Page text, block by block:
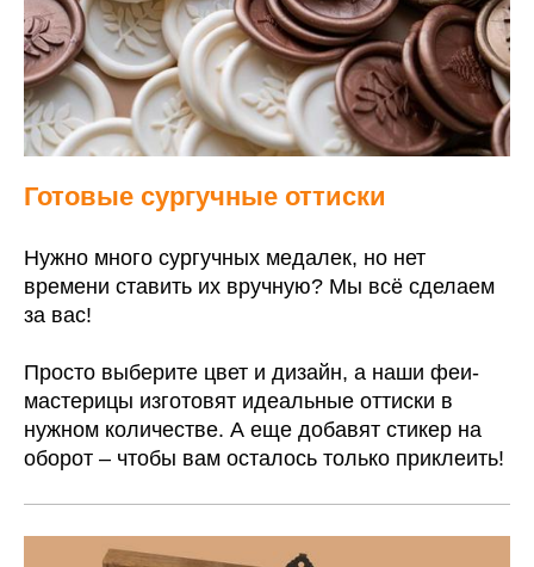
Готовые сургучные оттиски
Нужно много сургучных медалек, но нет
времени ставить их вручную? Мы всё сделаем
за вас!
Просто выберите цвет и дизайн, а наши феи-
мастерицы изготовят идеальные оттиски в
нужном количестве. А еще добавят стикер на
оборот – чтобы вам осталось только приклеить!